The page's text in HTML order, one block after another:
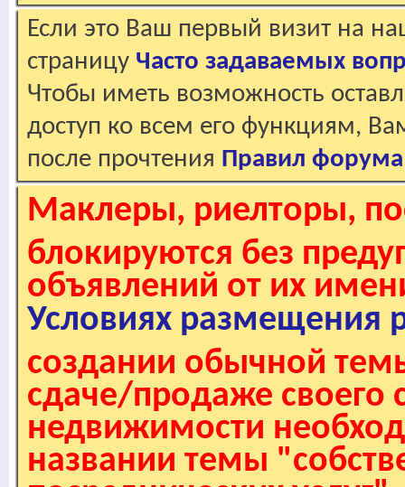
Если это Ваш первый визит на
страницу Часто задаваемых
Чтобы иметь возможность
доступ ко всем его функциям,
после прочтения Правил форума
Маклеры, риелторы,
блокируются без
объявлений от их
Условиях размещения
создании обычной
сдаче/продаже своего
недвижимости
названии темы